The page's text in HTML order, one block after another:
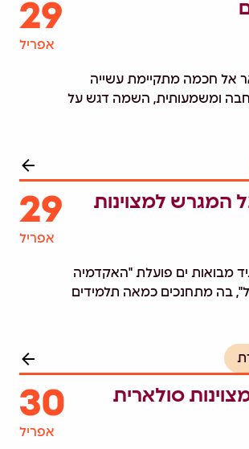
אל חכמה מתקיימת עשייה
ומשמעותית, השמה דגש על
29
אפריל
המגרש למצוינות
מבואות ים פועלת "האקדמיה
בה מתחנכים כמאה תלמידים
29
אפריל
סולארית 30
אפריל